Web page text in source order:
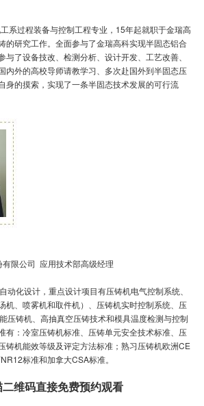
系过程装备与控制工程专业，15年起就职于金瑞高
的研究工作。全面参与了金瑞高科实现半固态铝合
与了设备技改、检测分析、设计开发、工艺改善、
内外的高校导师请教学习、多次赴国外到半固态压
身的摸索，实现了一条半固态技术发展的可行流
有限公司 应用技术部高级经理
动化设计，重点设计项目有压铸机电气控制系统、
机、喷雾机和取件机）、压铸机实时控制系统、压
压铸机、高抽真空压铸技术和模具温度检测与控制
有：冷室压铸机标准、压铸单元安全技术标准、压
铸机能效等级及评定方法标准；熟习压铸机欧洲CE
标准和加拿大CSA标准。
维码直接免费预约观看